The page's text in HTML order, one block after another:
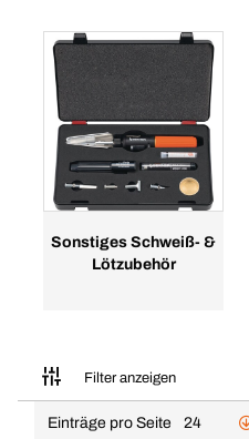
Sonstiges Schweiß- &
Lötzubehör
Filter anzeigen
Einträge pro Seite
24